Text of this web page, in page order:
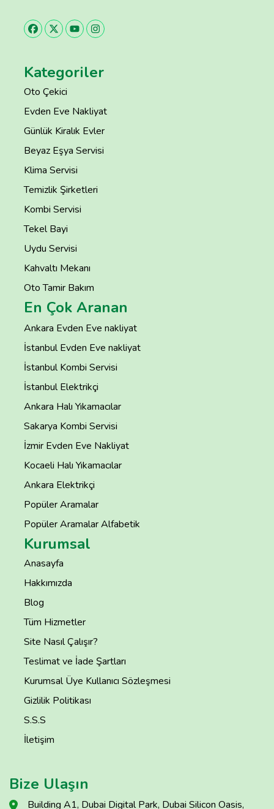
Kategoriler
Oto Çekici
Evden Eve Nakliyat
Günlük Kiralık Evler
Beyaz Eşya Servisi
Klima Servisi
Temizlik Şirketleri
Kombi Servisi
Tekel Bayi
Uydu Servisi
Kahvaltı Mekanı
Oto Tamir Bakım
En Çok Aranan
Ankara Evden Eve nakliyat
İstanbul Evden Eve nakliyat
İstanbul Kombi Servisi
İstanbul Elektrikçi
Ankara Halı Yıkamacılar
Sakarya Kombi Servisi
İzmir Evden Eve Nakliyat
Kocaeli Halı Yıkamacılar
Ankara Elektrikçi
Popüler Aramalar
Popüler Aramalar Alfabetik
Kurumsal
Anasayfa
Hakkımızda
Blog
Tüm Hizmetler
Site Nasıl Çalışır?
Teslimat ve İade Şartları
Kurumsal Üye Kullanıcı Sözleşmesi
Gizlilik Politikası
S.S.S
İletişim
Bize Ulaşın
Building A1, Dubai Digital Park, Dubai Silicon Oasis,